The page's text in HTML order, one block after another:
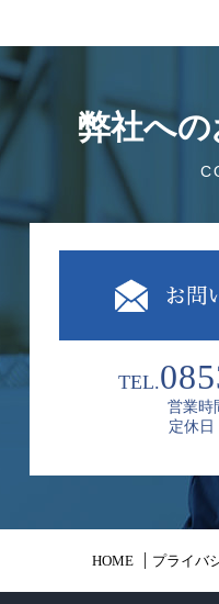
弊社へ
TEL.
営業時
定休日
HOME プライバ